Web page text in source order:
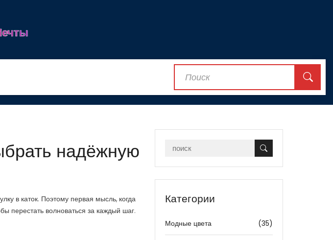
надёжную
в каток. Поэтому первая мысль, когда
перестать волноваться за каждый шаг.
Категории
Модные цвета (35)